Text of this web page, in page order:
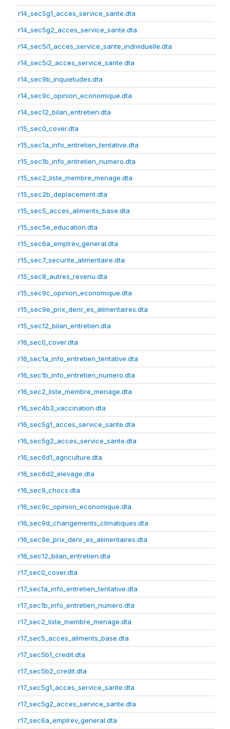
r14_sec5g1_acces_service_sante.dta
r14_sec5g2_acces_service_sante.dta
r14_sec5i1_acces_service_sante_individuelle.dta
r14_sec5i2_acces_service_sante.dta
r14_sec9b_inquietudes.dta
r14_sec9c_opinion_economique.dta
r14_sec12_bilan_entretien.dta
r15_sec0_cover.dta
r15_sec1a_info_entretien_tentative.dta
r15_sec1b_info_entretien_numero.dta
r15_sec2_liste_membre_menage.dta
r15_sec2b_deplacement.dta
r15_sec5_acces_aliments_base.dta
r15_sec5e_education.dta
r15_sec6a_emplrev_general.dta
r15_sec7_securite_alimentaire.dta
r15_sec8_autres_revenu.dta
r15_sec9c_opinion_economique.dta
r15_sec9e_prix_denr_es_alimentaires.dta
r15_sec12_bilan_entretien.dta
r16_sec0_cover.dta
r16_sec1a_info_entretien_tentative.dta
r16_sec1b_info_entretien_numero.dta
r16_sec2_liste_membre_menage.dta
r16_sec4b3_vaccination.dta
r16_sec5g1_acces_service_sante.dta
r16_sec5g2_acces_service_sante.dta
r16_sec6d1_agriculture.dta
r16_sec6d2_elevage.dta
r16_sec9_chocs.dta
r16_sec9c_opinion_economique.dta
r16_sec9d_changements_climatiques.dta
r16_sec9e_prix_denr_es_alimentaires.dta
r16_sec12_bilan_entretien.dta
r17_sec0_cover.dta
r17_sec1a_info_entretien_tentative.dta
r17_sec1b_info_entretien_numero.dta
r17_sec2_liste_membre_menage.dta
r17_sec5_acces_aliments_base.dta
r17_sec5b1_credit.dta
r17_sec5b2_credit.dta
r17_sec5g1_acces_service_sante.dta
r17_sec5g2_acces_service_sante.dta
r17_sec6a_emplrev_general.dta